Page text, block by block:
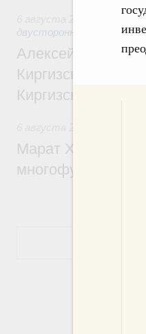
двусторонней основе
Алексей Оверчук
Киргизского
Киргизской
Марат